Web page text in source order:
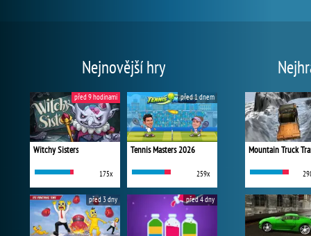
Nejnovější hry
Witchy Sisters
175x
před 9 hodinami
Tennis Masters 2026
259x
před 1 dnem
před 3 dny před 4 dny
Mountain Truck